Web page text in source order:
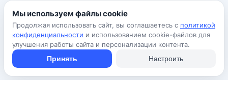
Мы используем файлы cookie
Продолжая использовать сайт, вы соглашаетесь с политикой
конфиденциальности и использованием cookie-файлов для
улучшения работы сайта и персонализации контента.
Принять
Настроить